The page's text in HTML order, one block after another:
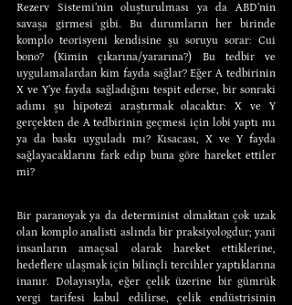
Rezerv Sistemi’nin oluşturulması ya da ABD’nin
savaşa girmesi gibi. Bu durumların her birinde
komplo teorisyeni kendisine şu soruyu sorar: Cui
bono? (Kimin çıkarına/yararına?) Bu tedbir ve
uygulamalardan kim fayda sağlar? Eğer A tedbirinin
X ve Y’ye fayda sağladığını tespit ederse, bir sonraki
adımı şu hipotezi araştırmak olacaktır: X ve Y
gerçekten de A tedbirinin geçmesi için lobi yaptı mı
ya da baskı uyguladı mı? Kısacası, X ve Y fayda
sağlayacaklarını fark edip buna göre hareket ettiler
mi?
Bir paranoyak ya da determinist olmaktan çok uzak
olan komplo analisti aslında bir praksiyologdur; yani
insanların amaçsal olarak hareket ettiklerine,
hedeflere ulaşmak için bilinçli tercihler yaptıklarına
inanır. Dolayısıyla, eğer çelik üzerine bir gümrük
vergi tarifesi kabul edilirse, çelik endüstrisinin